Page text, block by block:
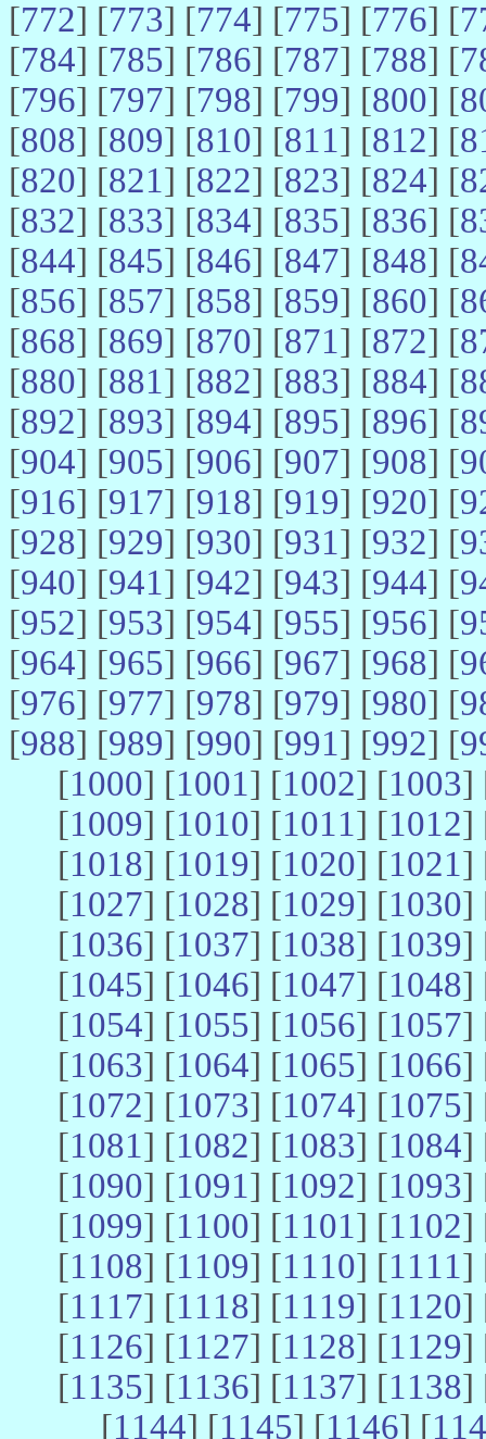
[772] [773] [774] [775] [776] [
[784] [785] [786] [787] [788] [
[796] [797] [798] [799] [800] [
[808] [809] [810] [811] [812] [
[820] [821] [822] [823] [824] [
[832] [833] [834] [835] [836] [
[844] [845] [846] [847] [848] [
[856] [857] [858] [859] [860] [
[868] [869] [870] [871] [872] [
[880] [881] [882] [883] [884] [
[892] [893] [894] [895] [896] [
[904] [905] [906] [907] [908] [
[916] [917] [918] [919] [920] [
[928] [929] [930] [931] [932] [
[940] [941] [942] [943] [944] [
[952] [953] [954] [955] [956] [
[964] [965] [966] [967] [968] [
[976] [977] [978] [979] [980] [
[988] [989] [990] [991] [992] [
[1000] [1001] [1002] [1003]
[1009] [1010] [1011] [1012]
[1018] [1019] [1020] [1021]
[1027] [1028] [1029] [1030]
[1036] [1037] [1038] [1039]
[1045] [1046] [1047] [1048]
[1054] [1055] [1056] [1057]
[1063] [1064] [1065] [1066]
[1072] [1073] [1074] [1075]
[1081] [1082] [1083] [1084]
[1090] [1091] [1092] [1093]
[1099] [1100] [1101] [1102]
[1108] [1109] [1110] [1111]
[1117] [1118] [1119] [1120]
[1126] [1127] [1128] [1129]
[1135] [1136] [1137] [1138]
[1144] [1145] [1146] [